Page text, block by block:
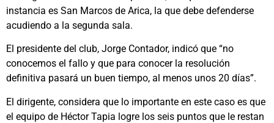
instancia es San Marcos de Arica, la que debe defenderse
acudiendo a la segunda sala.
El presidente del club, Jorge Contador, indicó que “no
conocemos el fallo y que para conocer la resolución
definitiva pasará un buen tiempo, al menos unos 20 días”.
El dirigente, considera que lo importante en este caso es que
el equipo de Héctor Tapia logre los seis puntos que le restan